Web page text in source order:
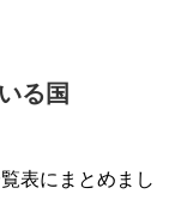
る国
表にまとめまし